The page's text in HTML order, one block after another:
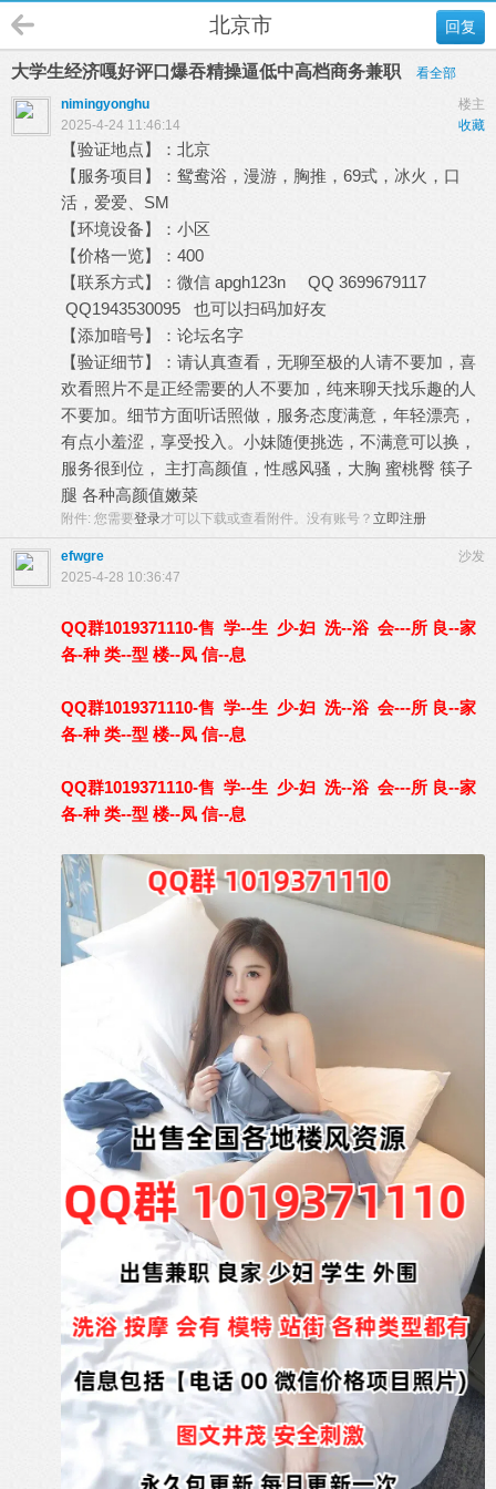
回复
北京市
大学生经济嘎好评口爆吞精操逼低中高档商务兼职
看全部
楼主
nimingyonghu
收藏
2025-4-24 11:46:14
【验证地点】：北京
【服务项目】： 鸳鸯浴，漫游，胸推，69式，冰火，口
活，爱爱、SM
【环境设备】：小区
【价格一览】：400
【联系方式】：微信 apgh123n QQ 3699679117
QQ1943530095 也可以扫码加好友
【添加暗号】：论坛名字
【验证细节】： 请认真查看，无聊至极的人请不要加，喜
欢看照片不是正经需要的人不要加，纯来聊天找乐趣的人
不要加。细节方面听话照做，服务态度满意，年轻漂亮，
有点小羞涩，享受投入。小妹随便挑选，不满意可以换，
服务很到位， 主打高颜值，性感风骚，大胸 蜜桃臀 筷子
腿 各种高颜值嫩菜
附件: 您需要登录才可以下载或查看附件。没有账号？ 立即注册
沙发
efwgre
2025-4-28 10:36:47
QQ群1019371110-售 学--生 少-妇 洗--浴 会---所 良--家
各-种 类--型 楼--凤 信--息
QQ群1019371110-售 学--生 少-妇 洗--浴 会---所 良--家
各-种 类--型 楼--凤 信--息
QQ群1019371110-售 学--生 少-妇 洗--浴 会---所 良--家
各-种 类--型 楼--凤 信--息